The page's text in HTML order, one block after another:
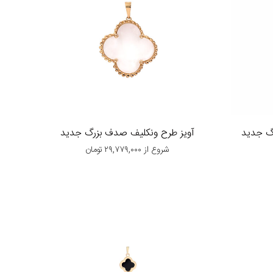
جدید آویز طرح ونکلیف صدف بزرگ جدید
شروع از ۲۹,۷۷۹,۰۰۰ تومان